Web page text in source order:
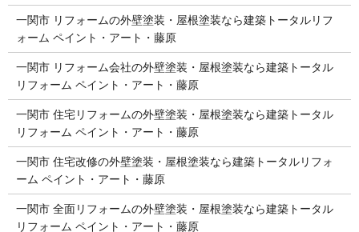
一関市 リフォームの外壁塗装・屋根塗装なら建築トータルリフ
ォーム ペイント・アート・藤原
一関市 リフォーム会社の外壁塗装・屋根塗装なら建築トータル
リフォーム ペイント・アート・藤原
一関市 住宅リフォームの外壁塗装・屋根塗装なら建築トータル
リフォーム ペイント・アート・藤原
一関市 住宅改修の外壁塗装・屋根塗装なら建築トータルリフォ
ーム ペイント・アート・藤原
一関市 全面リフォームの外壁塗装・屋根塗装なら建築トータル
リフォーム ペイント・アート・藤原